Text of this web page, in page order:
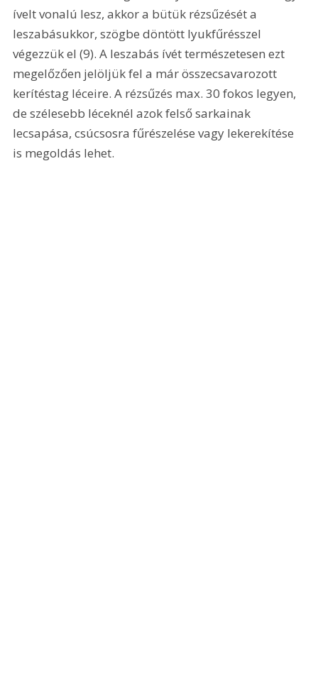
ívelt vonalú lesz, akkor a bütük rézsűzését a
leszabásukkor, szögbe döntött lyukfűrésszel
végezzük el (9). A leszabás ívét természetesen ezt
megelőzően jelöljük fel a már összecsavarozott
kerítéstag léceire. A rézsűzés max. 30 fokos legyen,
de szélesebb léceknél azok felső sarkainak
lecsapása, csúcsosra fűrészelése vagy lekerekítése
is megoldás lehet.